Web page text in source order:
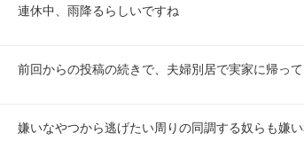
連休中、雨降るらしいですね
前回からの投稿の続きで、夫婦別居で実家に帰っ
嫌いなやつから逃げたい周りの同調する奴らも嫌